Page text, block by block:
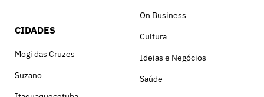
CIDADES
Mogi das Cruzes
Suzano
On Business
Cultura
Ideias e Negócios
Saúde